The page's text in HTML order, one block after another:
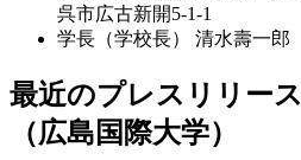
呉市広古新開5-1-1
学長（学校長）
清水壽一郎
最近のプレスリリース
（広島国際大学）